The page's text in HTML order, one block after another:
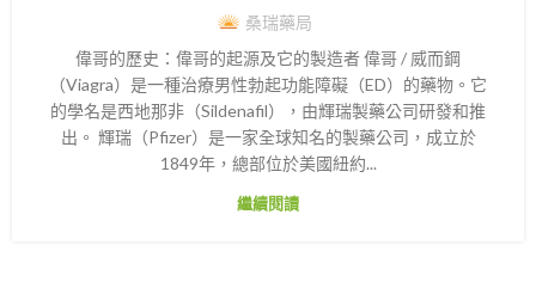
桑瑞藥局
偉哥的歷史：偉哥的起源及它的製造者 偉哥 / 威而鋼
（Viagra）是一種治療男性勃起功能障礙（ED）的藥物。它
的學名是西地那非（Sildenafil），由輝瑞製藥公司研發和推
出。 輝瑞（Pfizer）是一家全球知名的製藥公司，成立於
1849年，總部位於美國紐約...
繼續閱讀